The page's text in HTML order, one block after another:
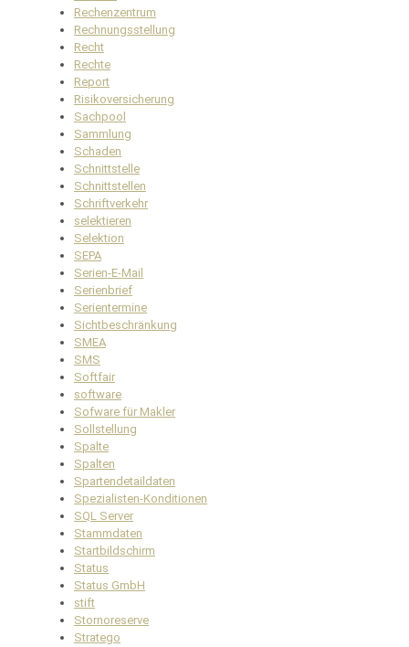
Rechenzentrum
Rechnungsstellung
Recht
Rechte
Report
Risikoversicherung
Sachpool
Sammlung
Schaden
Schnittstelle
Schnittstellen
Schriftverkehr
selektieren
Selektion
SEPA
Serien-E-Mail
Serienbrief
Serientermine
Sichtbeschränkung
SMEA
SMS
Softfair
software
Sofware für Makler
Sollstellung
Spalte
Spalten
Spartendetaildaten
Spezialisten-Konditionen
SQL Server
Stammdaten
Startbildschirm
Status
Status GmbH
stift
Stornoreserve
Stratego